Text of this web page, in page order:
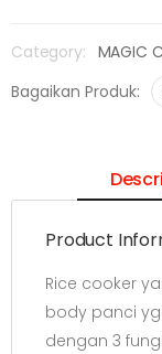
Category: MAGIC
Bagaikan Produk:
Product
Rice cooker
body panci yg
dengan 3